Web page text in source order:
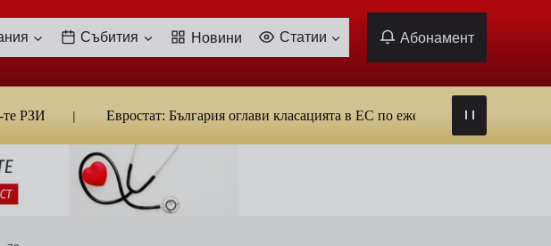
Събития Новини Статии Абонамент
Евростат: България оглави класацията в ЕС по ежедневна употреба на тютюн